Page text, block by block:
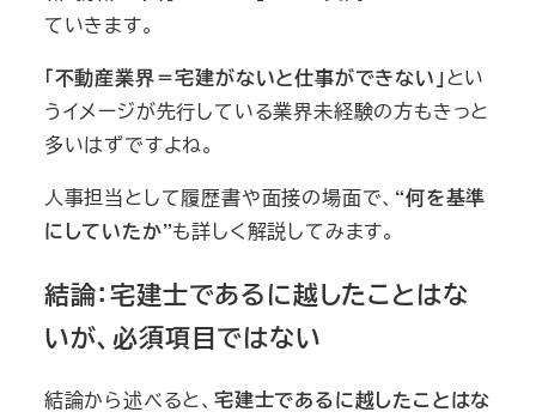
ていきます。
「不動産業界＝宅建がないと仕事ができない」とい
うイメージが先行している業界未経験の方もきっと
多いはずですよね。
人事担当として履歴書や面接の場面で、 “何を基準
にしていたか”も詳しく解説してみます。
結論：宅建士であるに越したことはな
いが、必須項目ではない
結論から述べると、 宅建士であるに越したことはな